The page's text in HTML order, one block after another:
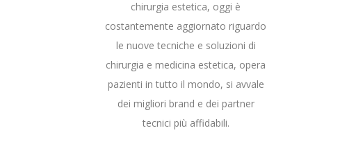
chirurgia estetica, oggi è
costantemente aggiornato riguardo
le nuove tecniche e soluzioni di
chirurgia e medicina estetica, opera
pazienti in tutto il mondo, si avvale
dei migliori brand e dei partner
tecnici più affidabili.